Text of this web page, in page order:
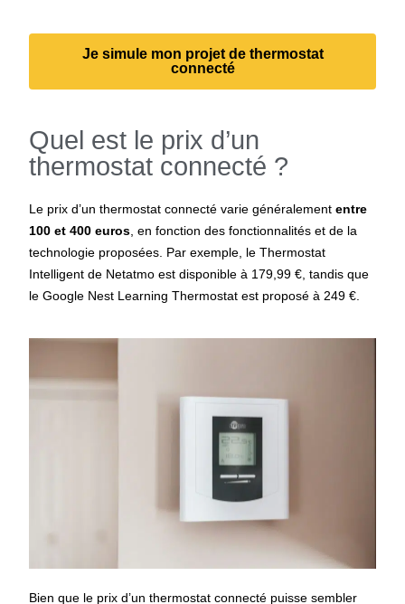
Je simule mon projet de thermostat
connecté
Quel est le prix d’un
thermostat connecté ?
Le prix d’un thermostat connecté varie généralemententre
100 et 400 euros , en fonction des fonctionnalités et de la
technologie proposées. Par exemple, le Thermostat
Intelligent de Netatmo est disponible à 179,99 €, tandis que
le Google Nest Learning Thermostat est proposé à 249 €.
Bien que le prix d’un thermostat connecté puisse sembler